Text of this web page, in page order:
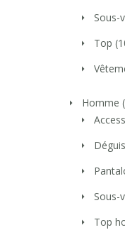
Sous-
Top
Homme
Sous-
Top